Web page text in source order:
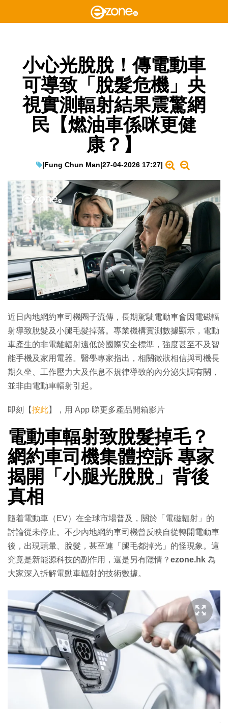
小心光脫脫！傳電動車
可導致「脫髮危機」央
視實測輻射結果震驚網
民【燃油車係咪更健
康？】
|Fung Chun Man|27-04-2026 17:27|
近日內地網約車司機圈子流傳，長期駕駛電動車會因電磁輻
射導致脫髮及小腿毛髮掉落。專業機構實測數據顯示，電動
車產生的非電離輻射遠低於國際安全標準，強度甚至不及智
能手機及家用電器。醫學專家指出，相關徵狀相信與司機長
期久坐、工作壓力大及作息不規律導致的內分泌失調有關，
並非由電動車輻射引起。
即刻【按此】，用 App 睇更多產品開箱影片
電動車輻射致脫髮掉毛？
網約車司機集體控訴 專家
揭開「小腿光脫脫」背後
真相
隨着電動車（EV）在全球市場普及，關於「電磁輻射」的
討論從未停止。不少內地網約車司機曾反映自從轉開電動車
後，出現頭暈、脫髮，甚至連「腿毛都掉光」的怪現象。這
究竟是新能源科技的副作用，還是另有隱情？ ezone.hk 為
大家深入拆解電動車輻射的技術數據。